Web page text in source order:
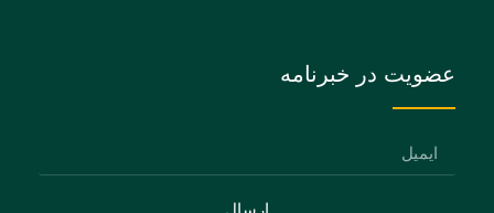
عضویت در خبرنامه
ارسال